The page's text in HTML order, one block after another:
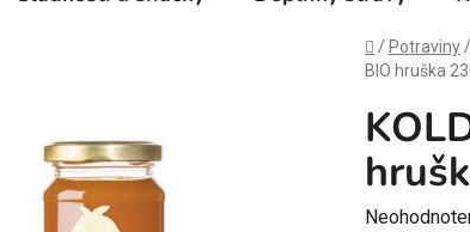
Domov
/ Potraviny /
BIO hruška
Priemerné